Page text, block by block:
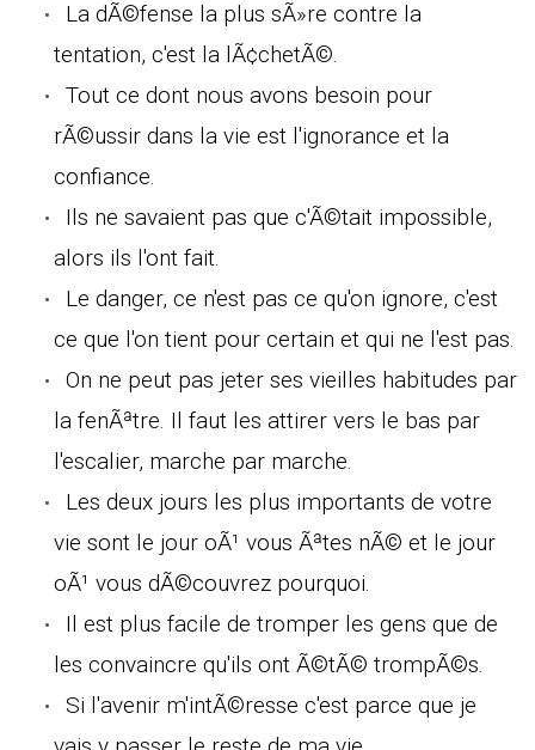
La dÃ©fense la plus sÃ»re contre la
tentation, c'est la lÃ¢chetÃ©.
Tout ce dont nous avons besoin pour
rÃ©ussir dans la vie est l'ignorance et la
confiance.
Ils ne savaient pas que c'Ã©tait impossible,
alors ils l'ont fait.
Le danger, ce n'est pas ce qu'on ignore, c'est
ce que l'on tient pour certain et qui ne l'est pas.
On ne peut pas jeter ses vieilles habitudes par
la fenÃªtre. Il faut les attirer vers le bas par
l'escalier, marche par marche.
Les deux jours les plus importants de votre
vie sont le jour oÃ¹ vous Ãªtes nÃ© et le jour
oÃ¹ vous dÃ©couvrez pourquoi.
Il est plus facile de tromper les gens que de
les convaincre qu'ils ont Ã©tÃ© trompÃ©s.
Si l'avenir m'intÃ©resse c'est parce que je